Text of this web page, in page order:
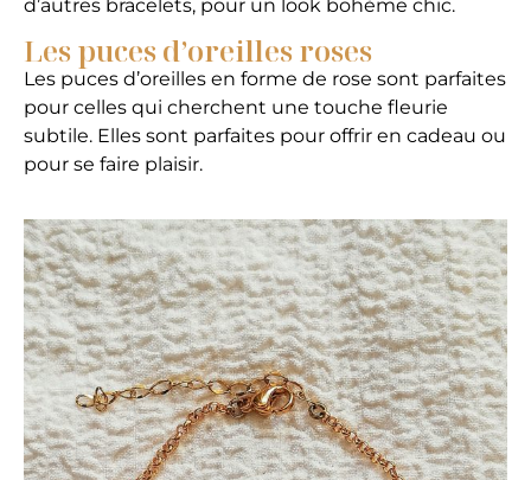
d’autres bracelets, pour un look bohème chic.
Les puces d’oreilles roses
Les puces d’oreilles en forme de rose sont parfaites
pour celles qui cherchent une touche fleurie
subtile. Elles sont parfaites pour offrir en cadeau ou
pour se faire plaisir.